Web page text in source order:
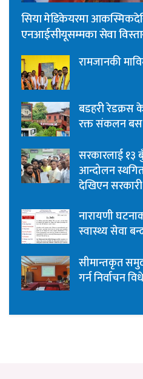
सिया मेडिकेयरमा
एनआईसीयूसम्मका सेवा
रामजानकी
बडहरी रेडक्रस
रक्त संकलन बस
सरकारलाई १३
आन्दोलन
देखिएन सरकारी
नारायणी
स्वास्थ्य सेवा
सीमान्तकृत
गर्न निर्वाचन